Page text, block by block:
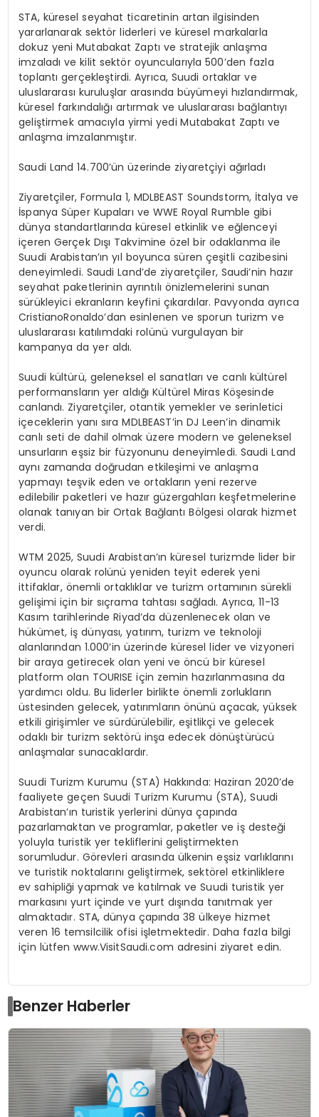
STA, küresel seyahat ticaretinin artan ilgisinden
yararlanarak sektör liderleri ve küresel markalarla
dokuz yeni Mutabakat Zaptı ve stratejik anlaşma
imzaladı ve kilit sektör oyuncularıyla 500’den fazla
toplantı gerçekleştirdi. Ayrıca, Suudi ortaklar ve
uluslararası kuruluşlar arasında büyümeyi hızlandırmak,
küresel farkındalığı artırmak ve uluslararası bağlantıyı
geliştirmek amacıyla yirmi yedi Mutabakat Zaptı ve
anlaşma imzalanmıştır.
Saudi Land 14.700’ün üzerinde ziyaretçiyi ağırladı
Ziyaretçiler, Formula 1, MDLBEAST Soundstorm, İtalya ve
İspanya Süper Kupaları ve WWE Royal Rumble gibi
dünya standartlarında küresel etkinlik ve eğlenceyi
içeren Gerçek Dışı Takvimine özel bir odaklanma ile
Suudi Arabistan’ın yıl boyunca süren çeşitli cazibesini
deneyimledi. Saudi Land’de ziyaretçiler, Saudi’nin hazır
seyahat paketlerinin ayrıntılı önizlemelerini sunan
sürükleyici ekranların keyfini çıkardılar. Pavyonda ayrıca
CristianoRonaldo’dan esinlenen ve sporun turizm ve
uluslararası katılımdaki rolünü vurgulayan bir
kampanya da yer aldı.
Suudi kültürü, geleneksel el sanatları ve canlı kültürel
performansların yer aldığı Kültürel Miras Köşesinde
canlandı. Ziyaretçiler, otantik yemekler ve serinletici
içeceklerin yanı sıra MDLBEAST’in DJ Leen’in dinamik
canlı seti de dahil olmak üzere modern ve geleneksel
unsurların eşsiz bir füzyonunu deneyimledi. Saudi Land
aynı zamanda doğrudan etkileşimi ve anlaşma
yapmayı teşvik eden ve ortakların yeni rezerve
edilebilir paketleri ve hazır güzergahları keşfetmelerine
olanak tanıyan bir Ortak Bağlantı Bölgesi olarak hizmet
verdi.
WTM 2025, Suudi Arabistan’ın küresel turizmde lider bir
oyuncu olarak rolünü yeniden teyit ederek yeni
ittifaklar, önemli ortaklıklar ve turizm ortamının sürekli
gelişimi için bir sıçrama tahtası sağladı. Ayrıca, 11-13
Kasım tarihlerinde Riyad’da düzenlenecek olan ve
hükümet, iş dünyası, yatırım, turizm ve teknoloji
alanlarından 1.000’in üzerinde küresel lider ve vizyoneri
bir araya getirecek olan yeni ve öncü bir küresel
platform olan TOURISE için zemin hazırlanmasına da
yardımcı oldu. Bu liderler birlikte önemli zorlukların
üstesinden gelecek, yatırımların önünü açacak, yüksek
etkili girişimler ve sürdürülebilir, eşitlikçi ve gelecek
odaklı bir turizm sektörü inşa edecek dönüştürücü
anlaşmalar sunacaklardır.
Suudi Turizm Kurumu (STA) Hakkında: Haziran 2020’de
faaliyete geçen Suudi Turizm Kurumu (STA), Suudi
Arabistan’ın turistik yerlerini dünya çapında
pazarlamaktan ve programlar, paketler ve iş desteği
yoluyla turistik yer tekliflerini geliştirmekten
sorumludur. Görevleri arasında ülkenin eşsiz varlıklarını
ve turistik noktalarını geliştirmek, sektörel etkinliklere
ev sahipliği yapmak ve katılmak ve Suudi turistik yer
markasını yurt içinde ve yurt dışında tanıtmak yer
almaktadır. STA, dünya çapında 38 ülkeye hizmet
veren 16 temsilcilik ofisi işletmektedir. Daha fazla bilgi
için lütfen www.VisitSaudi.com adresini ziyaret edin.
Benzer Haberler